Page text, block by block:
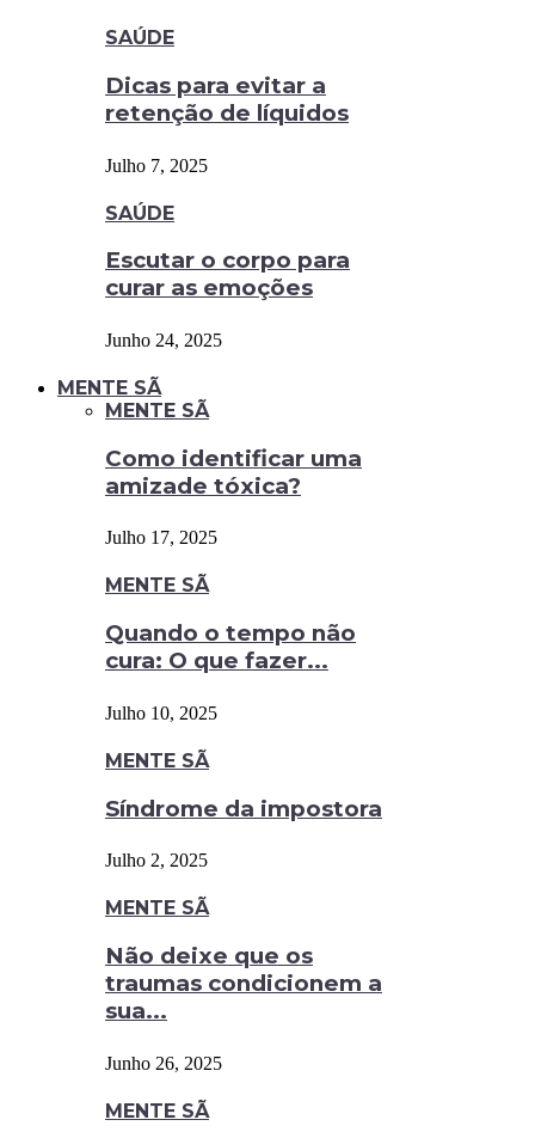
SAÚDE
Dicas para evitar a
retenção de líquidos
Julho 7, 2025
SAÚDE
Escutar o corpo para
curar as emoções
Junho 24, 2025
MENTE SÃ
MENTE SÃ
Como identificar uma
amizade tóxica?
Julho 17, 2025
MENTE SÃ
Quando o tempo não
cura: O que fazer...
Julho 10, 2025
MENTE SÃ
Síndrome da impostora
Julho 2, 2025
MENTE SÃ
Não deixe que os
traumas condicionem a
sua...
Junho 26, 2025
MENTE SÃ